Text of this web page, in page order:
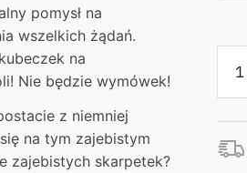
pomysł na
wszelkich żądań.
na
Nie będzie wymówek!
z niemniej
na tym zajebistym
zajebistych skarpetek?
–